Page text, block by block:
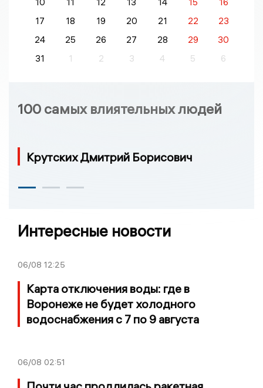
17
18 19 20 21 22
23
24
25 26 27 28 29
30
31
1 2 3 4 5 6
100 самых влиятельных людей
Крутских Дмитрий Борисович
Интересные новости
06/08 12:25
Карта отключения воды: где в
Воронеже не будет холодного
водоснабжения с 7 по 9 августа
06/08 02:51